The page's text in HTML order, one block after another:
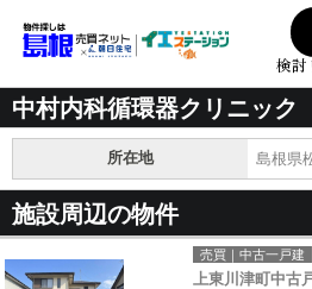
検討
中村内科循環器クリニック
所在地 島根県
施設周辺の物件
売買｜中古一戸建
上東川津町中古